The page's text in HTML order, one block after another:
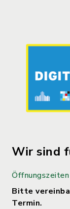
Wir sind
Bitte
Termin.